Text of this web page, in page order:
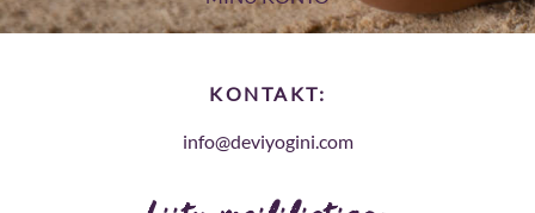
KONTAKT:
info@deviyogini.com